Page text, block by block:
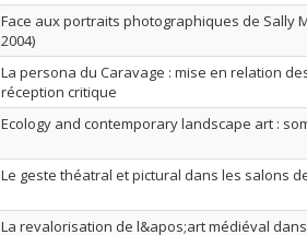
Face aux portraits photographiques de Sally
2004)
La persona du Caravage : mise en relation
réception critique
Ecology and contemporary landscape art :
Le geste théatral et pictural dans les salons
La revalorisation de l&apos;art médiéval dans